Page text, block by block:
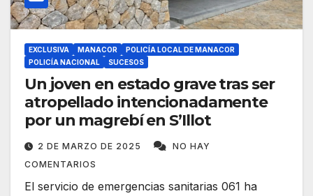
EXCLUSIVA MANACOR
POLICÍA LOCAL DE MANACOR
POLICÍA NACIONAL
SUCESOS
Un joven en estado grave tras ser
atropellado intencionadamente
por un magrebí en S’Illot
2 DE MARZO DE 2025
NO HAY
COMENTARIOS
El servicio de emergencias sanitarias 061 ha